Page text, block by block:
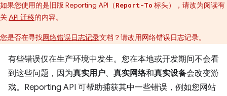
如果您使用的是旧版 Reporting API（Report-To 标头），请改为阅读有
关API 迁移的内容。
您是否在寻找网络错误日志记录文档？请改用网络错误日志记录。
有些错误仅在生产环境中发生。您在本地或开发期间不会看
到这些问题，因为真实用户、 真实网络和真实设备会改变游
戏。Reporting API 可帮助捕获其中一些错误，例如您网站